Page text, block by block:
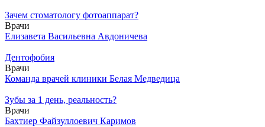
Зачем стоматологу фотоаппарат?
Врачи
Елизавета Васильевна Авдоничева
Дентофобия
Врачи
Команда врачей клиники Белая Медведица
Зубы за 1 день, реальность?
Врачи
Бахтиер Файзуллоевич Каримов